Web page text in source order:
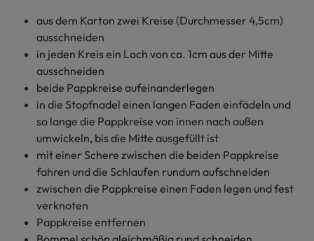
aus dem Karton zwei Kreise (Durchmesser 4,5cm)
ausschneiden
in jeden Kreis ein Loch von ca. 1cm aus der Mitte
ausschneiden
beide Pappkreise aufeinanderlegen
in die Stopfnadel einen langen Faden einfädeln und
so lange die Pappkreise von innen nach außen
umwickeln, bis die Mitte ausgefüllt ist
mit einer Schere zwischen die beiden Pappkreise
fahren und die Schlaufen rundum aufschneiden
zwischen die Pappkreise einen Faden legen und fest
verknoten
Pappkreise entfernen